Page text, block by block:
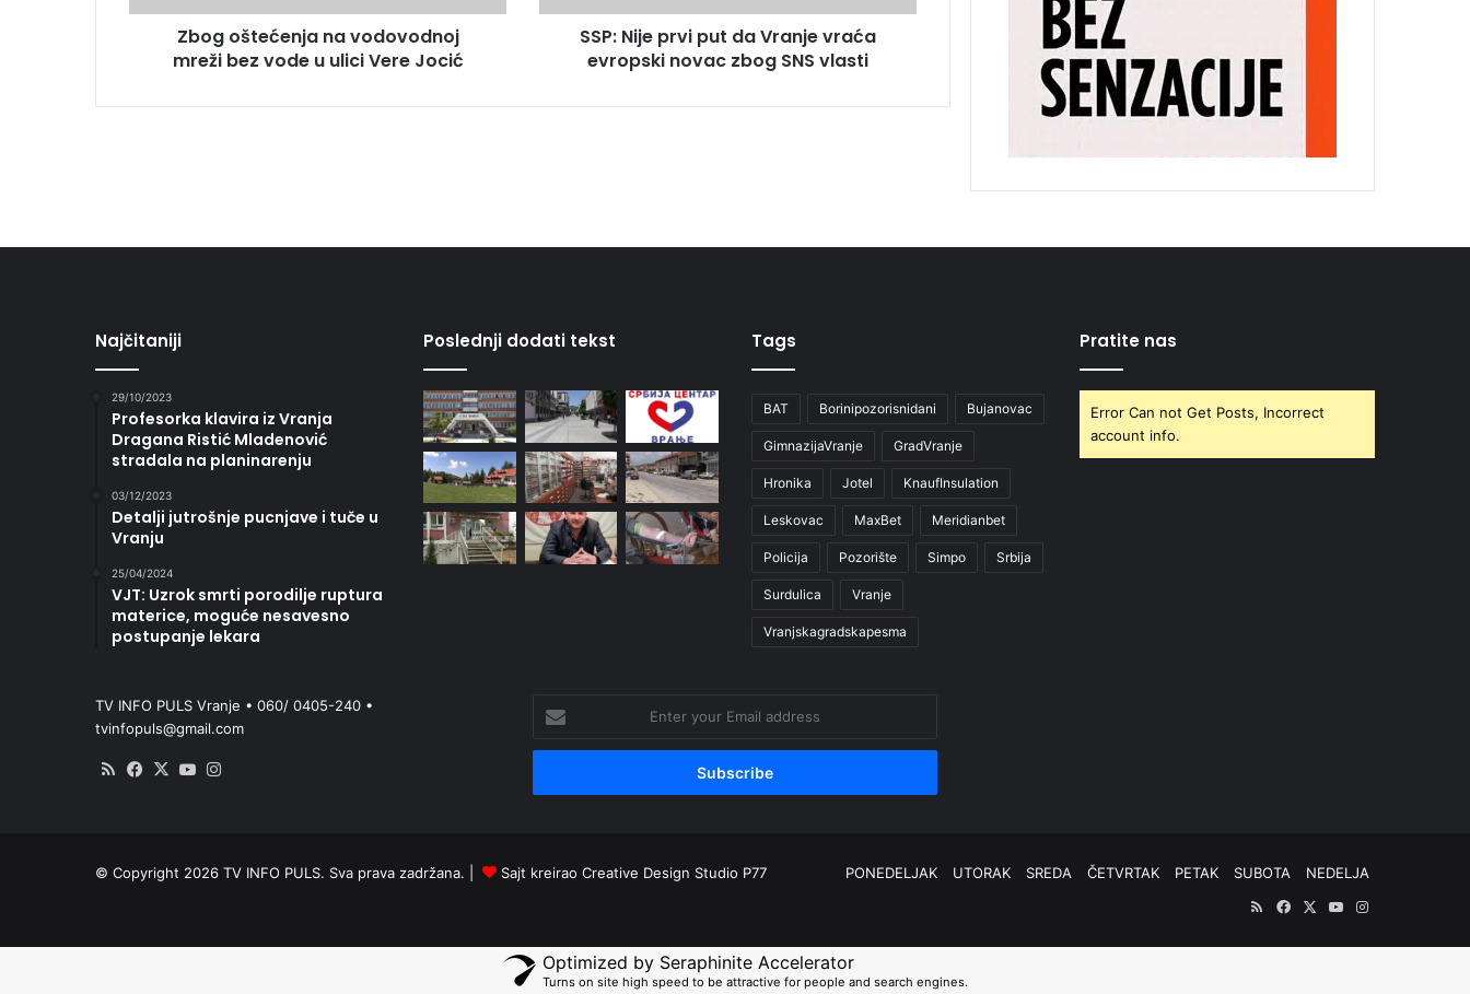
Zbog oštećenja na vodovodnoj
mreži bez vode u ulici Vere Jocić
SSP: Nije prvi put da Vranje vraća
evropski novac zbog SNS vlasti
Najčitaniji
29/10/2023
Profesorka klavira iz Vranja
Dragana Ristić Mladenović
stradala na planinarenju
03/12/2023
Detalji jutrošnje pucnjave i tuče u
Vranju
25/04/2024
VJT: Uzrok smrti porodilje ruptura
materice, moguće nesavesno
postupanje lekara
Poslednji dodati tekst Tags
BAT Borinipozorisnidani Bujanovac
GimnazijaVranje GradVranje
Hronika Jotel KnaufInsulation
Leskovac MaxBet Meridianbet
Policija Pozorište Simpo Srbija
Surdulica Vranje
Vranjskagradskapesma
Pratite nas
Error Can not Get Posts, Incorrect
account info.
TV INFO PULS Vranje • 060/ 0405-240 •
tvinfopuls@gmail.com
RSS Facebook
X YouTube
your
Email
© Copyright 2026 TV INFO PULS. Sva prava zadržana. | Sajt kreirao Creative Design Studio P77 PONEDELJAK UTORAK SREDA ČETVRTAK PETAK SUBOTA
NEDELJA
RSSFacebook
X YouTubeInstagram
Optimized by Seraphinite Accelerator
Turns on site high speed to be attractive for people and search engines.